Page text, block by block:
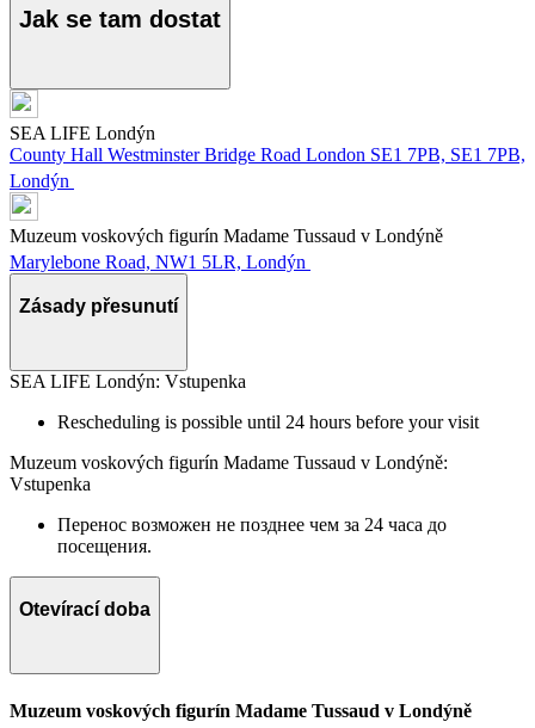
Jak se tam dostat
SEA LIFE Londýn
County Hall Westminster Bridge Road London SE1 7PB, SE1 7PB,
Londýn
Muzeum voskových figurín Madame Tussaud v Londýně
Marylebone Road, NW1 5LR, Londýn
Zásady přesunutí
SEA LIFE Londýn: Vstupenka
Rescheduling is possible until 24 hours before your visit
Muzeum voskových figurín Madame Tussaud v Londýně:
Vstupenka
Перенос возможен не позднее чем за 24 часа до
посещения.
Otevírací doba
Muzeum voskových figurín Madame Tussaud v Londýně